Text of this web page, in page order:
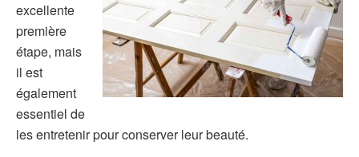
excellente
première
étape, mais
il est
également
essentiel de
les entretenir pour conserver leur beauté.